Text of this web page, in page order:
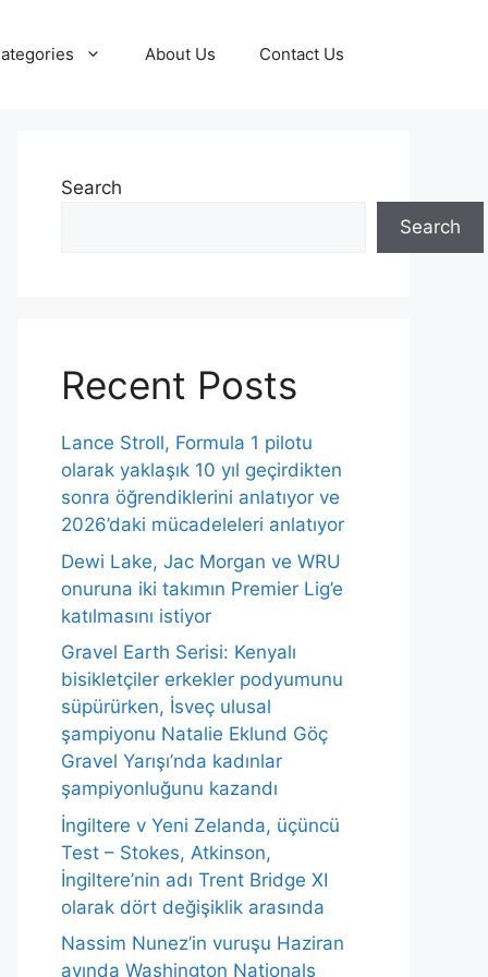
About Us Contact Us
Search
Search
Recent Posts
Lance Stroll, Formula 1 pilotu
olarak yaklaşık 10 yıl geçirdikten
sonra öğrendiklerini anlatıyor ve
2026’daki mücadeleleri anlatıyor
Dewi Lake, Jac Morgan ve WRU
onuruna iki takımın Premier Lig’e
katılmasını istiyor
Gravel Earth Serisi: Kenyalı
bisikletçiler erkekler podyumunu
süpürürken, İsveç ulusal
şampiyonu Natalie Eklund Göç
Gravel Yarışı’nda kadınlar
şampiyonluğunu kazandı
İngiltere v Yeni Zelanda, üçüncü
Test – Stokes, Atkinson,
İngiltere’nin adı Trent Bridge XI
olarak dört değişiklik arasında
Nassim Nunez’in vuruşu Haziran
ayında Washington Nationals